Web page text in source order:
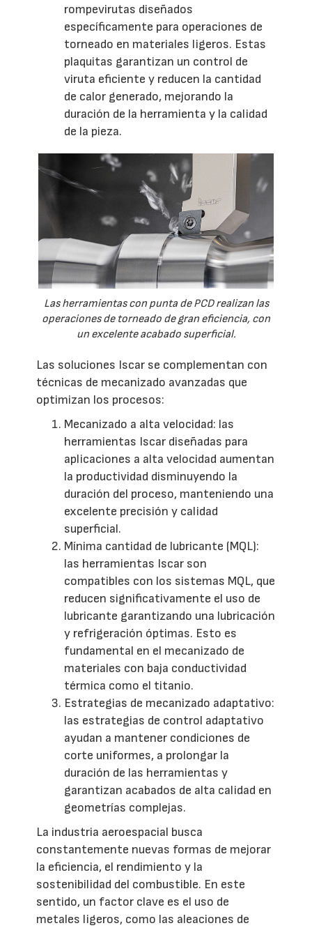
rompevirutas diseñados
específicamente para operaciones de
torneado en materiales ligeros. Estas
plaquitas garantizan un control de
viruta eficiente y reducen la cantidad
de calor generado, mejorando la
duración de la herramienta y la calidad
de la pieza.
Las herramientas con punta de PCD realizan las
operaciones de torneado de gran eficiencia, con
un excelente acabado superficial.
Las soluciones Iscar se complementan con
técnicas de mecanizado avanzadas que
optimizan los procesos:
Mecanizado a alta velocidad: las
herramientas Iscar diseñadas para
aplicaciones a alta velocidad aumentan
la productividad disminuyendo la
duración del proceso, manteniendo una
excelente precisión y calidad
superficial.
Mínima cantidad de lubricante (MQL):
las herramientas Iscar son
compatibles con los sistemas MQL, que
reducen significativamente el uso de
lubricante garantizando una lubricación
y refrigeración óptimas. Esto es
fundamental en el mecanizado de
materiales con baja conductividad
térmica como el titanio.
Estrategias de mecanizado adaptativo:
las estrategias de control adaptativo
ayudan a mantener condiciones de
corte uniformes, a prolongar la
duración de las herramientas y
garantizan acabados de alta calidad en
geometrías complejas.
La industria aeroespacial busca
constantemente nuevas formas de mejorar
la eficiencia, el rendimiento y la
sostenibilidad del combustible. En este
sentido, un factor clave es el uso de
metales ligeros, como las aleaciones de